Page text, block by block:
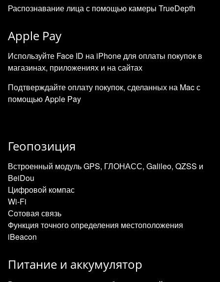
Распознавание лица с помощью камеры TrueDepth
Apple Pay
Используйте Face ID на iPhone для оплаты покупок в
магазинах, приложениях и на сайтах
Подтверждайте оплату покупок, сделанных на Mac с
помощью Apple Pay
Геопозиция
Встроенный модуль GPS, ГЛОНАСС, Galileo, QZSS и
BeiDou
Цифровой компас
Wi‑Fi
Сотовая связь
Функция точного определения местоположения
iBeacon
Питание и аккумулятор